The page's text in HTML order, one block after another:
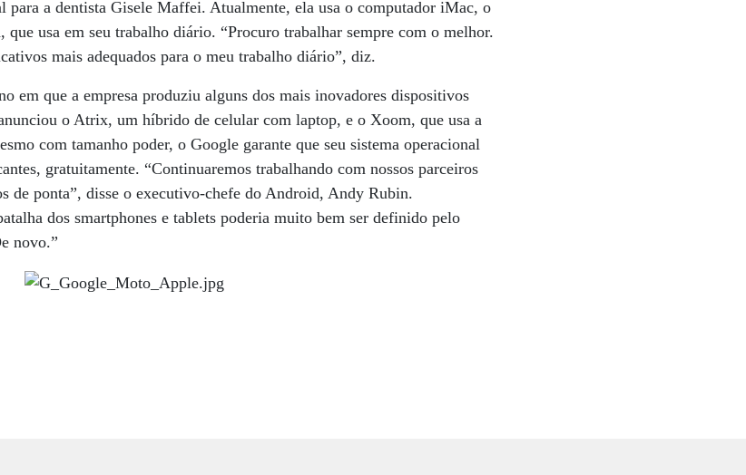
para a dentista Gisele Maffei. Atualmente, ela usa o computador iMac, o
que usa em seu trabalho diário. “Procuro trabalhar sempre com o melhor.
mais adequados para o meu trabalho diário”, diz.
em que a empresa produziu alguns dos mais inovadores dispositivos
o Atrix, um híbrido de celular com laptop, e o Xoom, que usa a
com tamanho poder, o Google garante que seu sistema operacional
gratuitamente. “Continuaremos trabalhando com nossos parceiros
de ponta”, disse o executivo-chefe do Android, Andy Rubin.
dos smartphones e tablets poderia muito bem ser definido pelo
novo.”